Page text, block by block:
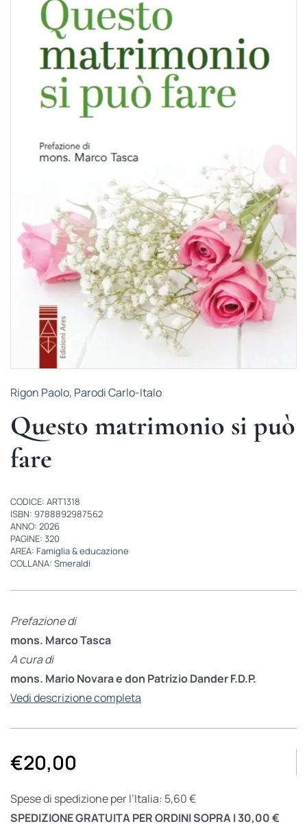
BIOGRAFIE
ATTUALITÀ
Rigon Paolo, Parodi Carlo-Italo
Questo matrimonio si può
fare
CODICE: ART1318
ISBN: 9788892987562
ANNO: 2026
PAGINE: 320
AREA: Famiglia & educazione
COLLANA: Smeraldi
Prefazione di
mons. Marco Tasca
A cura di
mons. Mario Novara e don Patrizio Dander F.D.P.
Vedi descrizione completa
€20,00
Spese di spedizione per l’Italia: 5,60 €
SPEDIZIONE GRATUITA PER ORDINI SOPRA I 30,00 €